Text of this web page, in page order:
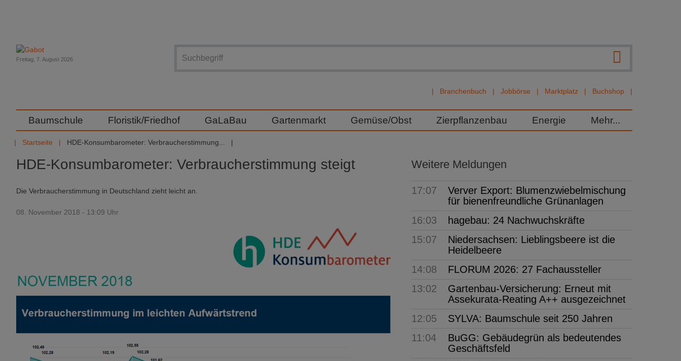
Branchenbuch Jobbörse Marktplatz Buchshop
Freitag, 7. August 2026
Baumschule Floristik/Friedhof GaLaBau Gartenmarkt Gemüse/Obst Zierpflanzenbau Energie Mehr...
Startseite HDE-Konsumbarometer: Verbraucherstimmung...
HDE-Konsumbarometer: Verbraucherstimmung steigt
Die Verbraucherstimmung in Deutschland zieht leicht an.
08. November 2018 - 13:09 Uhr
Weitere Meldungen
17:07
Verver Export: Blumenzwiebelmischung
für bienenfreundliche Grünanlagen
16:03
hagebau: 24 Nachwuchskräfte
15:07
Niedersachsen: Lieblingsbeere ist die
Heidelbeere
14:08
FLORUM 2026: 27 Fachaussteller
13:02
Gartenbau-Versicherung: Erneut mit
Assekurata-Reating A++ ausgezeichnet
12:05
SYLVA: Baumschule seit 250 Jahren
11:04
BuGG: Gebäudegrün als bedeutendes
Geschäftsfeld